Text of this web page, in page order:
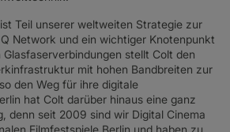
ist Teil unserer weltweiten Strategie zur
Network und ein wichtiger Knotenpunkt
stellt Colt den
mit hohen Bandbreiten zur
den Weg für ihre digitale
hat Colt darüber hinaus eine ganz
denn seit 2009 sind wir Digital Cinema
Filmfestspiele Berlin und haben zu